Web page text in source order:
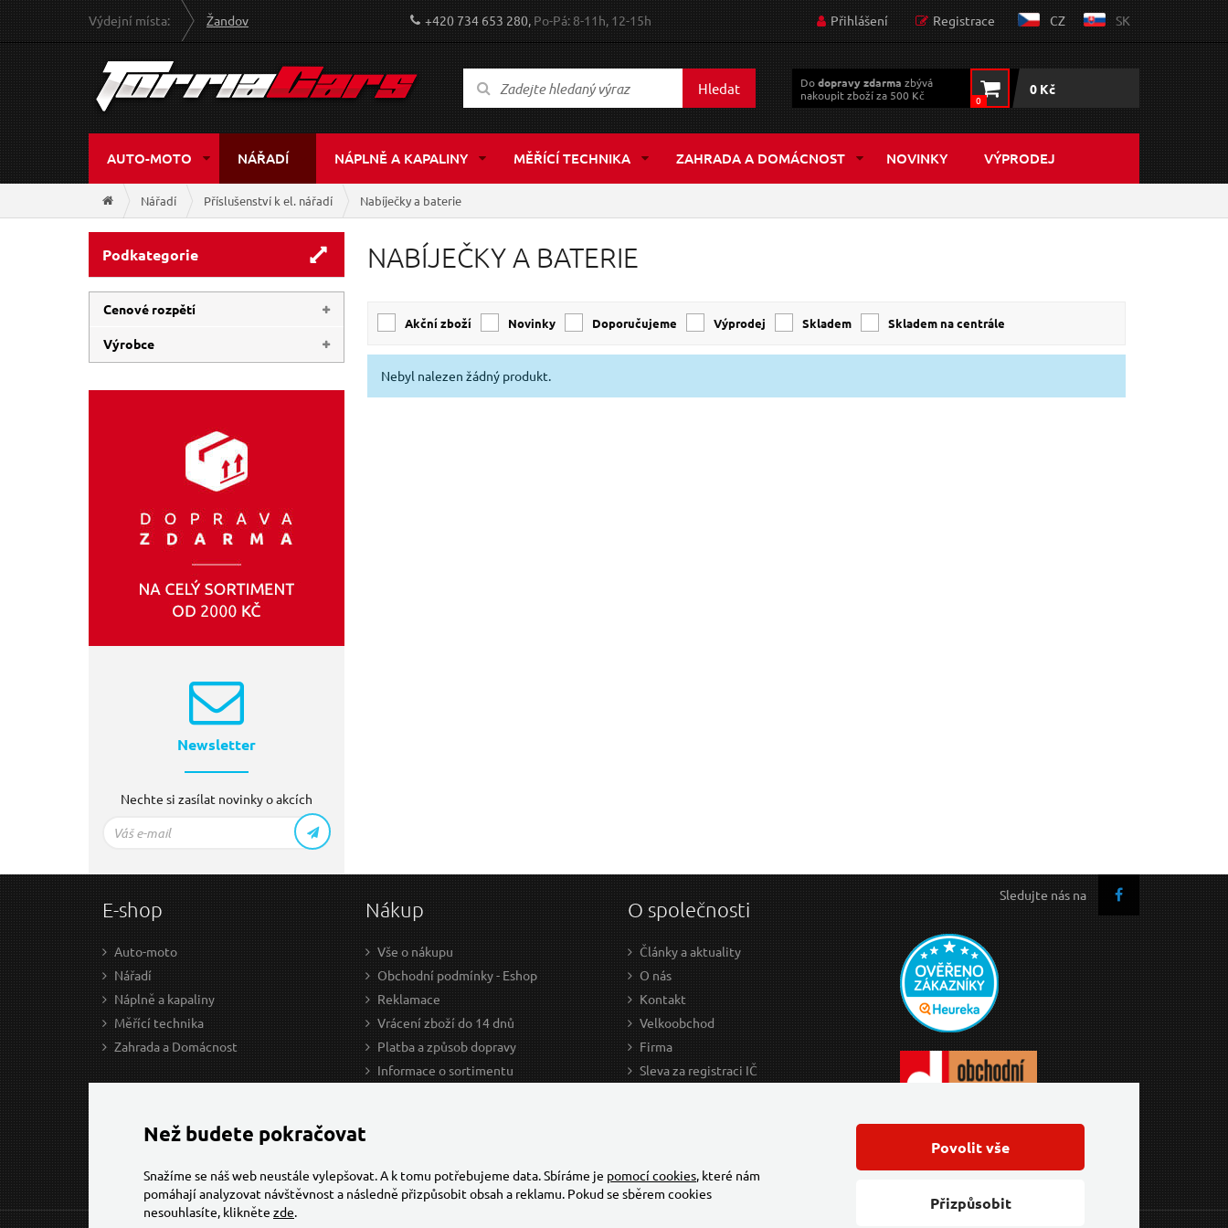
Výdejní místa: Žandov +420 734 653 280,Po-Pá: 8-11h, 12-15h Přihlášení Registrace CZ SK
Hledat Dodopravy zdarma zbývá
nakoupit zboží za 500 Kč
0
0 Kč
AUTO-MOTO NÁŘADÍ NÁPLNĚ A KAPALINY MĚŘÍCÍ TECHNIKA ZAHRADA A DOMÁCNOST NOVINKY VÝPRODEJ
Nářadí Příslušenství k el. nářadí Nabíječky a baterie
Podkategorie
Cenové rozpětí
150 Kč 2 204 Kč
Výrobce
EXTOL-PREMIUM(2)
(2)
EXTOL-LADY(1)
Newsletter
Nechte si zasílat novinky o akcích
NABÍJEČKY A BATERIE
Akční zboží Novinky Doporučujeme Výprodej skladem skladem na centrále
Nebyl nalezen žádný produkt.
Sledujte nás na
E-shop
Auto-moto
Nářadí
Náplně a kapaliny
Měřící technika
Zahrada a Domácnost
Nákup
Vše o nákupu
Obchodní podmínky - Eshop
Reklamace
Vrácení zboží do 14 dnů
Platba a způsob dopravy
Informace o sortimentu
O společnosti
Články a aktuality
O nás
Kontakt
Velkoobchod
Firma
Sleva za registraci IČ
Než budete pokračovat
Snažíme se náš web neustále vylepšovat. A k tomu potřebujeme data. Sbíráme je pomocí cookies, které nám
pomáhají analyzovat návštěvnost a následně přizpůsobit obsah a reklamu. Pokud se sběrem cookies
nesouhlasíte, klikněte zde. Přizpůsobit
Povolit vše